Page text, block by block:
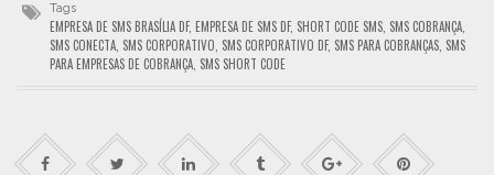
Tags
EMPRESA DE SMS BRASÍLIA DF, EMPRESA DE SMS DF, SHORT CODE SMS, SMS COBRANÇA,
SMS CONECTA, SMS CORPORATIVO, SMS CORPORATIVO DF, SMS PARA COBRANÇAS, SMS
PARA EMPRESAS DE COBRANÇA, SMS SHORT CODE